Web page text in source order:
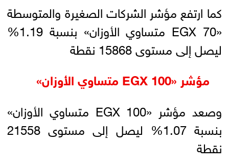
كما ارتفع مؤشر الشركات الصغيرة والمتوسطة
«EGX 70 متساوي الأوزان» بنسبة 1.19%
ليصل إلى مستوى 15868 نقطة
مؤشر «EGX 100 متساوي الأوزان»
وصعد مؤشر «EGX 100 متساوي الأوزان»
بنسبة 1.07% ليصل إلى مستوى 21558
نقطة